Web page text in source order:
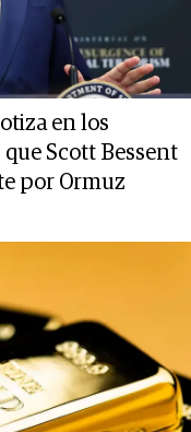
en los
Scott Bessent
por Ormuz